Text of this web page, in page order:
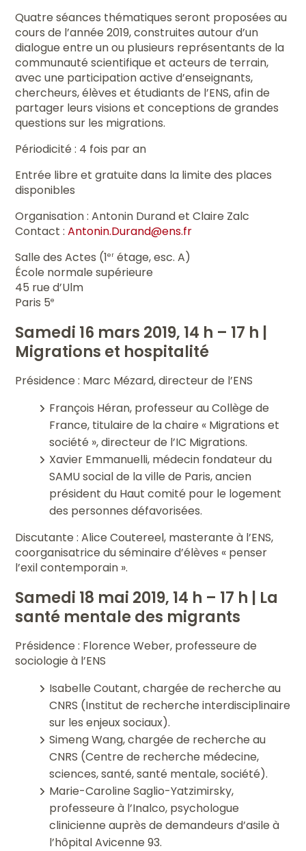
Quatre séances thématiques seront proposées au
cours de l’année 2019, construites autour d’un
dialogue entre un ou plusieurs représentants de la
communauté scientifique et acteurs de terrain,
avec une participation active d’enseignants,
chercheurs, élèves et étudiants de l’ENS, afin de
partager leurs visions et conceptions de grandes
questions sur les migrations.
Périodicité : 4 fois par an
Entrée libre et gratuite dans la limite des places
disponibles
Organisation : Antonin Durand et Claire Zalc
Contact :Antonin.Durand@ens.fr
Salle des Actes (1er étage, esc. A)
École normale supérieure
45 rue d’Ulm
Paris 5e
Samedi 16 mars 2019, 14 h – 17 h |
Migrations et hospitalité
Présidence : Marc Mézard, directeur de l’ENS
François Héran, professeur au Collège de
France, titulaire de la chaire « Migrations et
société », directeur de l’IC Migrations.
Xavier Emmanuelli, médecin fondateur du
SAMU social de la ville de Paris, ancien
président du Haut comité pour le logement
des personnes défavorisées.
Discutante : Alice Coutereel, masterante à l’ENS,
coorganisatrice du séminaire d’élèves « penser
l’exil contemporain ».
Samedi 18 mai 2019, 14 h – 17 h | La
santé mentale des migrants
Présidence : Florence Weber, professeure de
sociologie à l’ENS
Isabelle Coutant, chargée de recherche au
CNRS (Institut de recherche interdisciplinaire
sur les enjeux sociaux).
Simeng Wang, chargée de recherche au
CNRS (Centre de recherche médecine,
sciences, santé, santé mentale, société).
Marie-Caroline Saglio-Yatzimirsky,
professeure à l’Inalco, psychologue
clinicienne auprès de demandeurs d’asile à
l’hôpital Avicenne 93.